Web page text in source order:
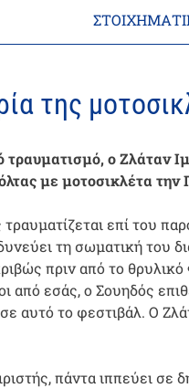
της
ο Ζλάταν
με μοτοσικλέτα
επί του
τη σωματική του
πριν από το
από εσάς, ο Σουηδός
σε αυτό το φεστιβάλ. Ο
πάντα ιππεύει σε